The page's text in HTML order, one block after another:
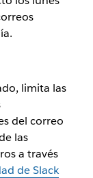
limita las
del correo
las
a través
de Slack